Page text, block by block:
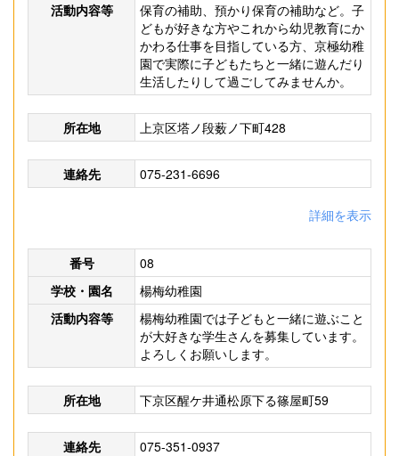
活動内容等
保育の補助、預かり保育の補助など。子
どもが好きな方やこれから幼児教育にか
かわる仕事を目指している方、京極幼稚
園で実際に子どもたちと一緒に遊んだり
生活したりして過ごしてみませんか。
所在地 上京区塔ノ段薮ノ下町428
連絡先 075-231-6696
詳細を表示
番号
08
学校・園名
楊梅幼稚園
活動内容等
楊梅幼稚園では子どもと一緒に遊ぶこと
が大好きな学生さんを募集しています。
よろしくお願いします。
所在地 下京区醒ケ井通松原下る篠屋町59
連絡先 075-351-0937